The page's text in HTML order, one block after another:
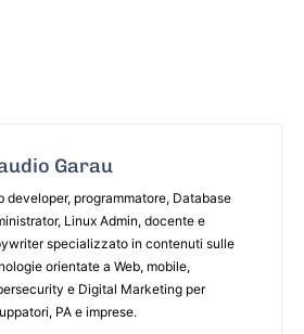
Garau
developer, programmatore, Database
Linux Admin, docente e
specializzato in contenuti sulle
orientate a Web, mobile,
e Digital Marketing per
PA e imprese.